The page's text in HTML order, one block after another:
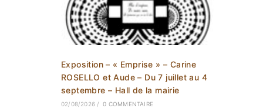
Exposition – « Emprise » – Carine
ROSELLO et Aude – Du 7 juillet au 4
septembre – Hall de la mairie
02/08/2026 / 0 COMMENTAIRE